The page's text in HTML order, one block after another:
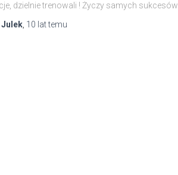
dzielnie trenowali ! Życzy samych sukcesów
Julek 10 lattemu